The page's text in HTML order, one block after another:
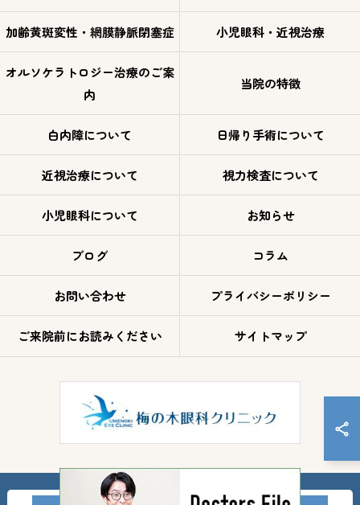
加齢黄斑変性・網膜静脈閉塞症 小児眼科・近視治療
オルソケラトロジー治療のご案
内
当院の特徴
白内障について 日帰り手術について
近視治療について 視力検査について
小児眼科について お知らせ
ブログ コラム
お問い合わせ プライバシーポリシー
ご来院前にお読みください サイトマップ